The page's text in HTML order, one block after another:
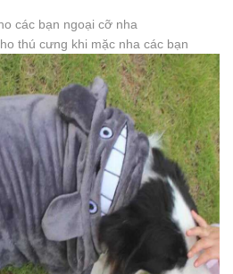
các bạn ngoại cỡ nha
thú cưng khi mặc nha các bạn